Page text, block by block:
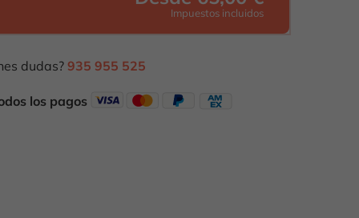
Impuestos incluidos
dudas? 935 955 525
los pagos